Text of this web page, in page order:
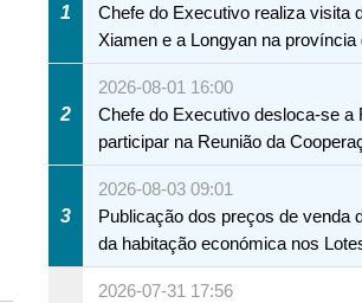
1
Chefe do Executivo realiza visita
Xiamen e a Longyan na província
2
2026-08-01 16:00
Chefe do Executivo desloca-se a
participar na Reunião da
Macau
3
2026-08-03 09:01
Publicação dos preços de venda
da habitação económica nos
A12 da Zona A dos Novos
2026-07-31 17:56